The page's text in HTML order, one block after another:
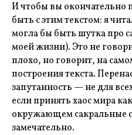
И чтобы вы окончательно
быть с этим текстом: я
могла бы быть шутка про
моей жизни). Это не
плохо, но говорит, на
построения текста.
запутанность — не для
если принять хаос мира
окружающем сакральные
замечательно.